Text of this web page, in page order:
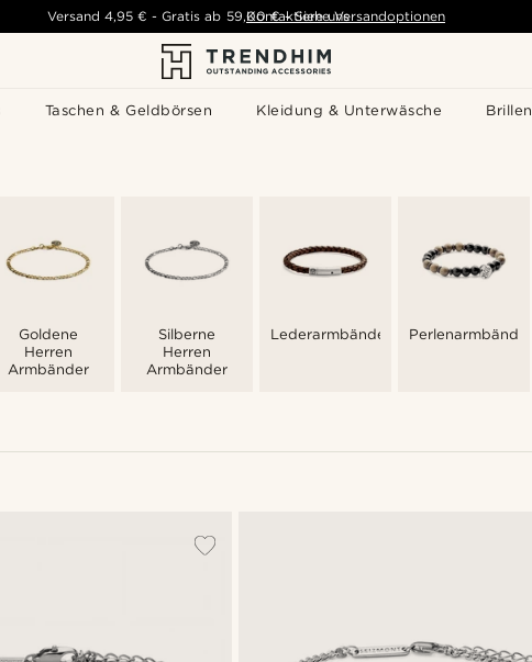
Taschen & Geldbörsen Kleidung & Unterwäsche Brillen
Versand 4,95 € -Gratis ab 59,00 € - Siehe Versandoptionen
Kontaktiere uns
Goldene
Herren
Armbänder
Silberne
Herren
Armbänder
Lederarmbänder Perlenarmbänder